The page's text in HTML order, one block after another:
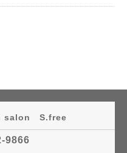
salon S.free
9866